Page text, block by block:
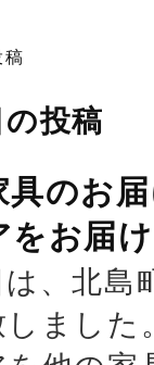
投稿
具のお
をお届
、北島
しまし